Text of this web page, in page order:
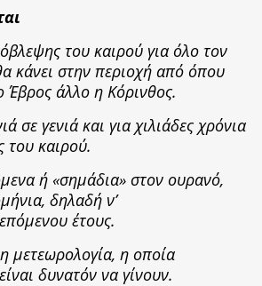
του καιρού για όλο τον
κάνει στην περιοχή από όπου
Έβρος άλλο η Κόρινθος.
γενιά και για χιλιάδες χρόνια
του καιρού.
ή «σημάδια» στον ουρανό,
δηλαδή ν’
έτους.
μετεωρολογία, η οποία
δυνατόν να γίνουν.